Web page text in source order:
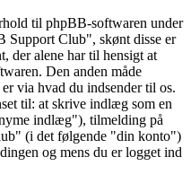
til phpBB-softwaren under
Support Club", skønt disse er
der alene har til hensigt at
Den anden måde
via hvad du indsender til os.
til: at skrive indlæg som en
indlæg"), tilmelding på
(i det følgende "din konto")
og mens du er logget ind